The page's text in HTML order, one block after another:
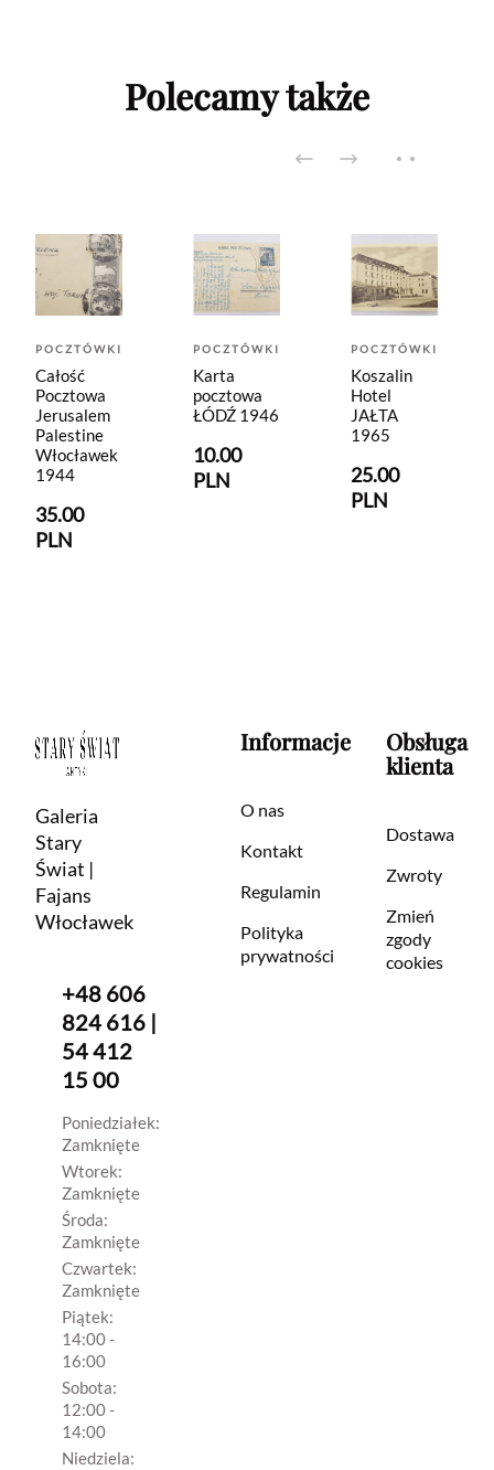
Polecamy także
POCZTÓWKI
Całość
Pocztowa
Jerusalem
Palestine
Włocławek
1944
35.00
PLN
POCZTÓWKI
Karta
pocztowa
ŁÓDŹ 1946
10.00
PLN
POCZTÓWKI
Koszalin
Hotel
JAŁTA
1965
25.00
PLN
Galeria
Stary
Świat |
Fajans
Włocławek
+48 606
824 616 |
54 412
15 00
Poniedziałek:
Zamknięte
Wtorek:
Zamknięte
Środa:
Zamknięte
Czwartek:
Zamknięte
Piątek:
14:00 -
16:00
Sobota:
12:00 -
14:00
Niedziela:
Informacje
O nas
Kontakt
Regulamin
Polityka
prywatności
Obsługa
klienta
Dostawa
Zwroty
Zmień
zgody
cookies